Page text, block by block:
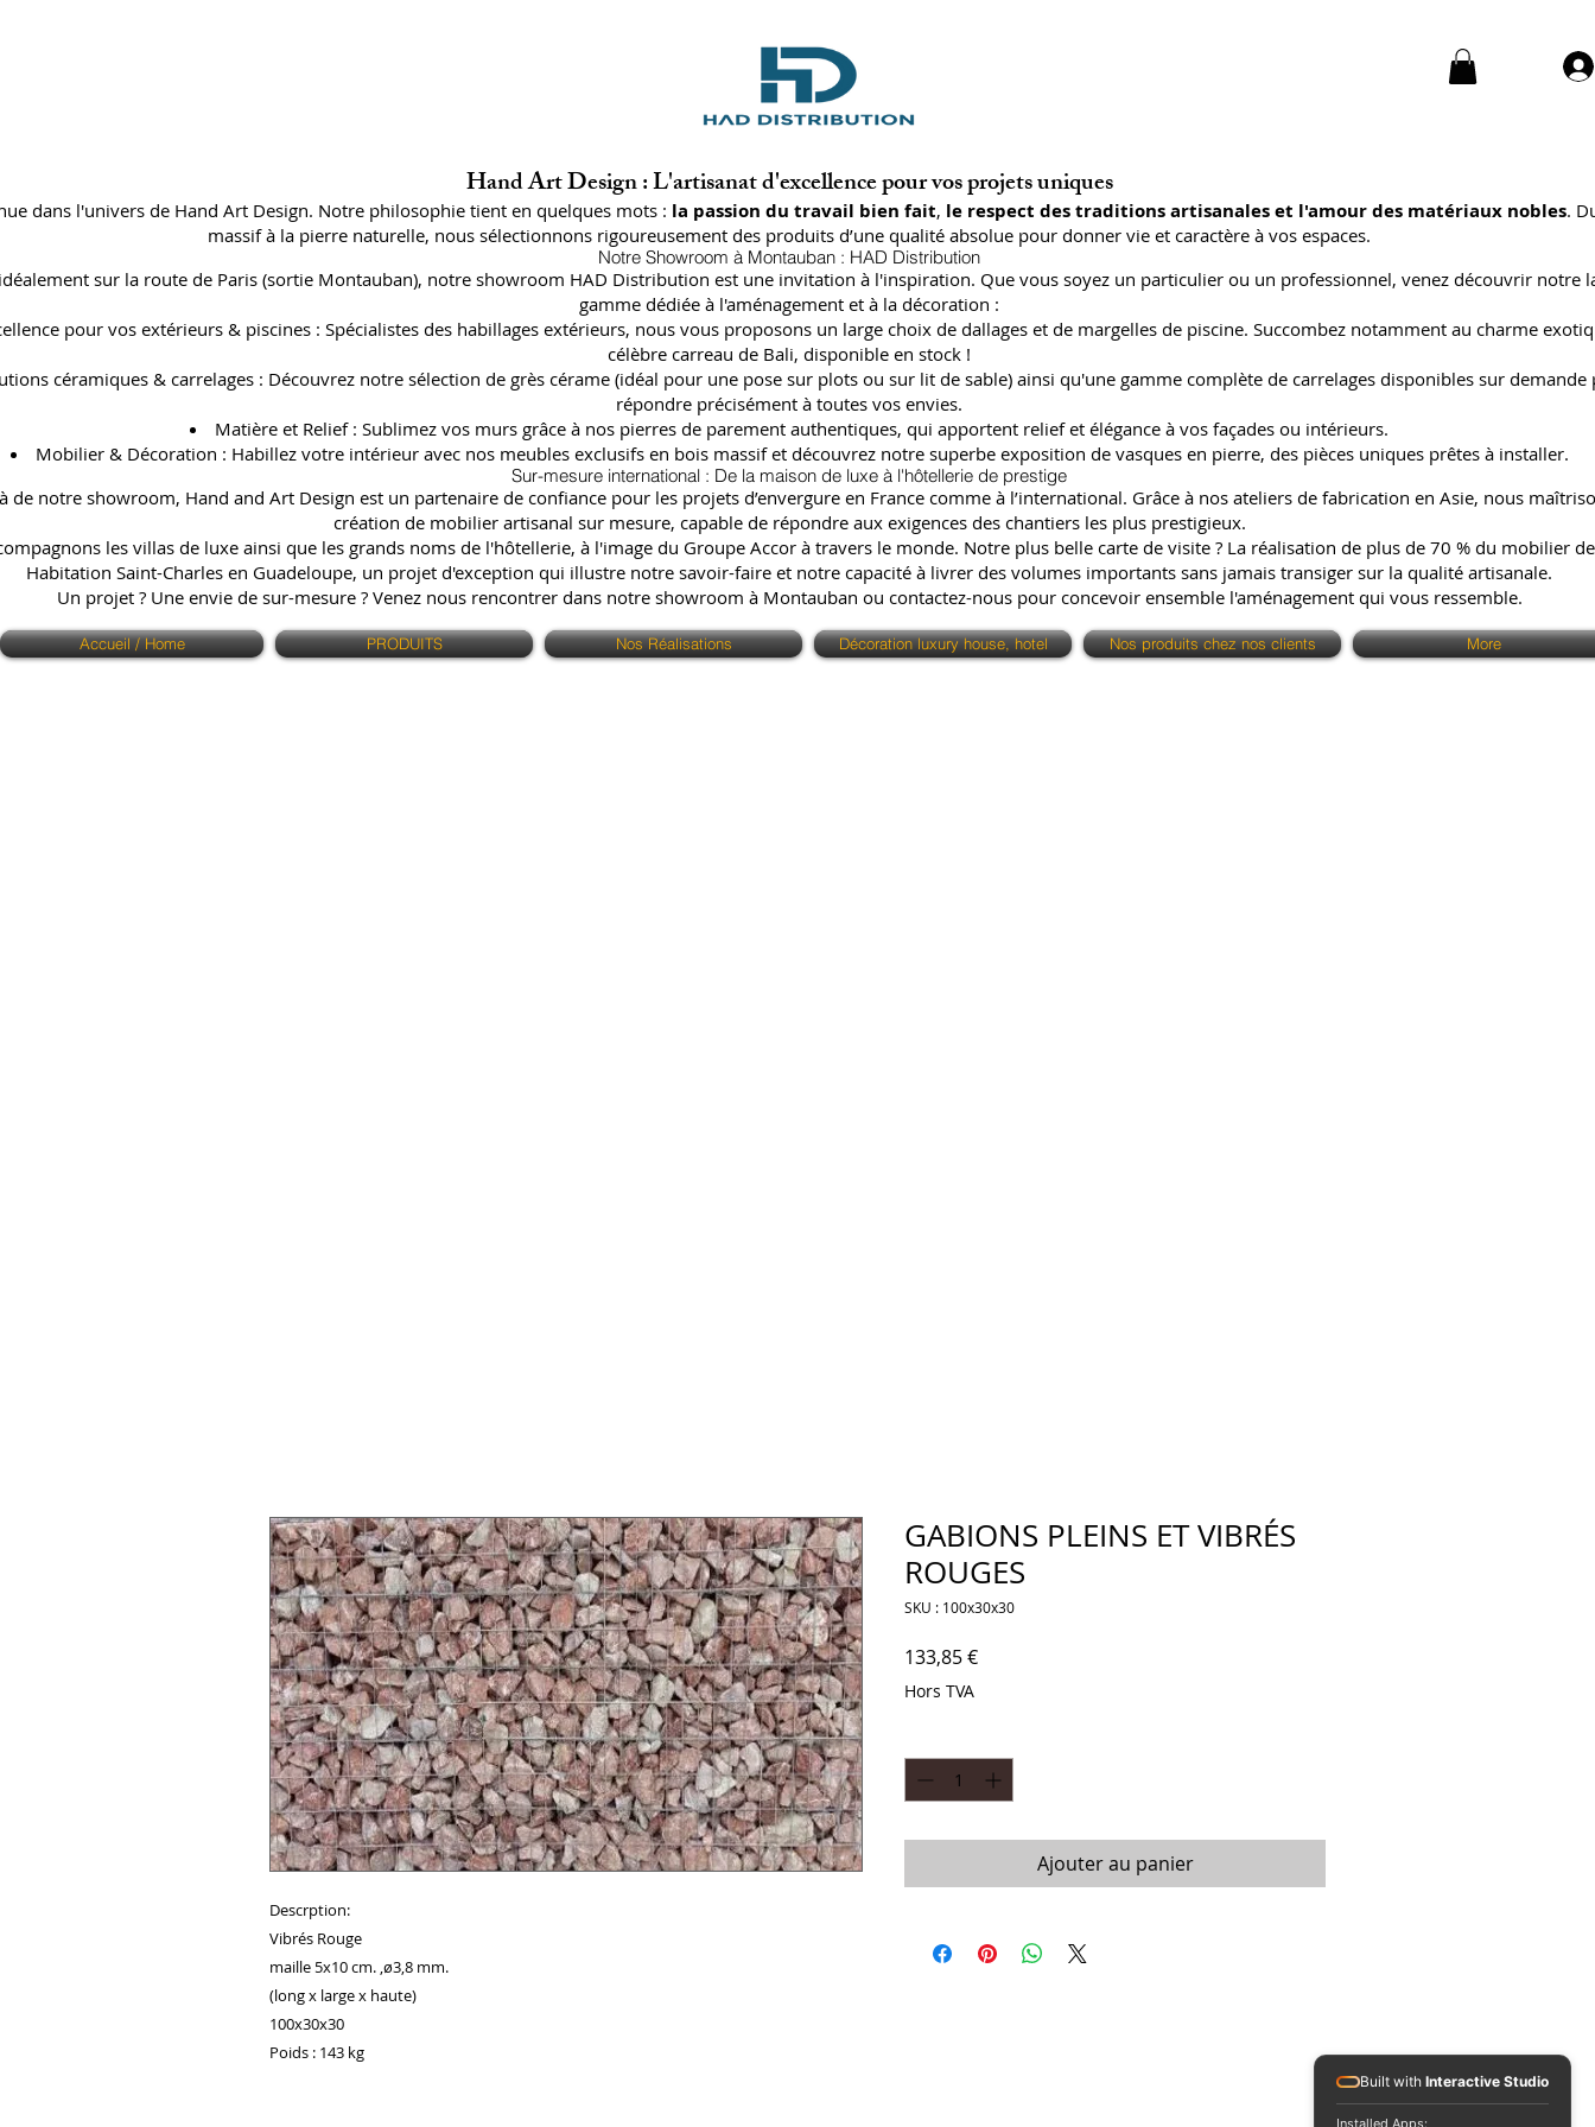
Hand Art Design : L'artisanat d'excellence pour vos projets uniques
dans l'univers de Hand Art Design. Notre philosophie tient en quelques mots : la passion du travail bien fait, le respect des traditions artisanales et l'amour des matériaux nobles.
massif à la pierre naturelle, nous sélectionnons rigoureusement des produits d’une qualité absolue pour donner vie et caractère à vos espaces.
Notre Showroom à Montauban : HAD Distribution
sur la route de Paris (sortie Montauban), notre showroom HAD Distribution est une invitation à l'inspiration. Que vous soyez un particulier ou un professionnel, venez découvrir notre
gamme dédiée à l'aménagement et à la décoration :
pour vos extérieurs & piscines : Spécialistes des habillages extérieurs, nous vous proposons un large choix de dallages et de margelles de piscine. Succombez notamment au charme
célèbre carreau de Bali, disponible en stock !
céramiques & carrelages : Découvrez notre sélection de grès cérame (idéal pour une pose sur plots ou sur lit de sable) ainsi qu'une gamme complète de carrelages disponibles sur demande
répondre précisément à toutes vos envies.
Matière et Relief : Sublimez vos murs grâce à nos pierres de parement authentiques, qui apportent relief et élégance à vos façades ou intérieurs.
Mobilier & Décoration : Habillez votre intérieur avec nos meubles exclusifs en bois massif et découvrez notre superbe exposition de vasques en pierre, des pièces uniques prêtes à installer.
Sur-mesure international : De la maison de luxe à l'hôtellerie de prestige
de notre showroom, Hand and Art Design est un partenaire de confiance pour les projets d’envergure en France comme à l’international. Grâce à nos ateliers de fabrication en Asie, nous
création de mobilier artisanal sur mesure, capable de répondre aux exigences des chantiers les plus prestigieux.
les villas de luxe ainsi que les grands noms de l'hôtellerie, à l'image du Groupe Accor à travers le monde. Notre plus belle carte de visite ? La réalisation de plus de 70 % du mobilier
Habitation Saint-Charles en Guadeloupe, un projet d'exception qui illustre notre savoir-faire et notre capacité à livrer des volumes importants sans jamais transiger sur la qualité artisanale.
Un projet ? Une envie de sur-mesure ? Venez nous rencontrer dans notre showroom à Montauban ou contactez-nous pour concevoir ensemble l'aménagement qui vous ressemble.
Accueil / Home PRODUITS Nos Réalisations Décoration luxury house, hotel Nos produits chez nos clients More
Descrption:
Vibrés Rouge
maille 5x10 cm. ,ø3,8 mm.
(long x large x haute)
100x30x30
Poids : 143 kg
GABIONS PLEINS ET VIBRÉS
ROUGES
SKU : 100x30x30
133,85 €Prix
Hors TVA
Ajouter au panier
Built with Interactive Studio
Installed Apps: